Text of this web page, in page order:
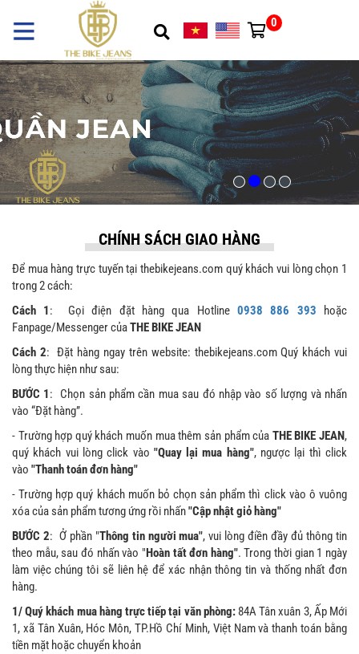
0
CHÍNH SÁCH GIAO HÀNG
Để mua hàng trực tuyến tại thebikejeans.com quý khách vui lòng chọn 1
trong 2 cách:
Cách 1: Gọi điện đặt hàng qua Hotline0938 886 393 hoặc
Fanpage/Messenger củaTHE BIKE JEAN
Cách 2: Đặt hàng ngay trên website: thebikejeans.com Quý khách vui
lòng thực hiện như sau:
BƯỚC 1: Chọn sản phẩm cần mua sau đó nhập vào số lượng và nhấn
vào “Đặt hàng”.
- Trường hợp quý khách muốn mua thêm sản phẩm của THE BIKE JEAN,
quý khách vui lòng click vào "Quay lại mua hàng", ngược lại thì click
vào "Thanh toán đơn hàng"
- Trường hợp quý khách muốn bỏ chọn sản phẩm thì click vào ô vuông
xóa của sản phẩm tương ứng rồi nhấn"Cập nhật giỏ hàng"
BƯỚC 2: Ở phần "Thông tin người mua", vui lòng điền đầy đủ thông tin
theo mẫu, sau đó nhấn vào "Hoàn tất đơn hàng". Trong thời gian 1 ngày
làm việc chúng tôi sẽ liên hệ để xác nhận thông tin và thống nhất đơn
hàng.
1/ Quý khách mua hàng trực tiếp tại văn phòng:84A Tân xuân 3, Ấp Mới
1, xã Tân Xuân, Hóc Môn, TP.Hồ Chí Minh, Việt Nam và thanh toán bằng
tiền mặt hoặc chuyển khoản